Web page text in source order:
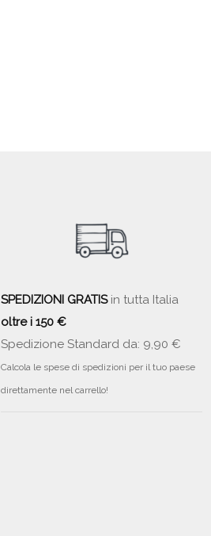
SPEDIZIONI GRATISin tutta Italia
oltre i 150 €
Spedizione Standard da: 9,90 €
Calcola le spese di spedizioni per il tuo paese
direttamente nel carrello!